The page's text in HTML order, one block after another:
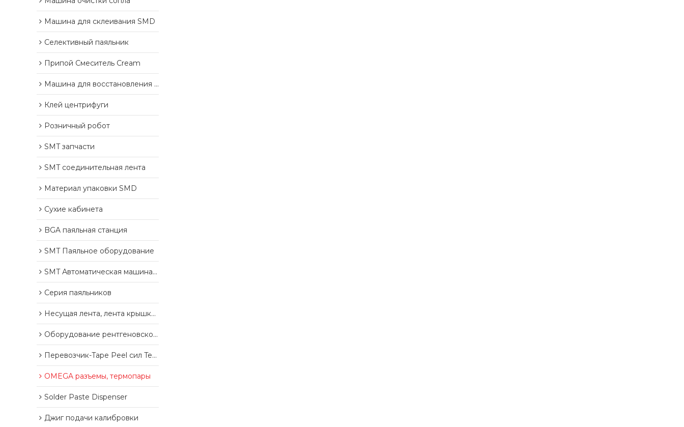
Машина для склеивания SMD
Селективный паяльник
Припой Смеситель Cream
Машина для восстановления отложений припоя
Клей центрифуги
Розничный робот
SMT запчасти
SMT соединительная лента
Материал упаковки SMD
Сухие кабинета
BGA паяльная станция
SMT Паяльное оборудование
SMT Автоматическая машина для резки ленты
Серия паяльников
Несущая лента, лента крышки, пластиковые изделия Reel
Оборудование рентгеновского контроля
Перевозчик-Tape Peel сил Tester
OMEGA разъемы, термопары
Solder Paste Dispenser
Джиг подачи калибровки